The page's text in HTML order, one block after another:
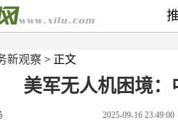
新观察 > 正文
美军无人机困境
2025-09-16 23:49:00